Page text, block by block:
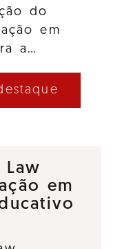
do
em
a…
em